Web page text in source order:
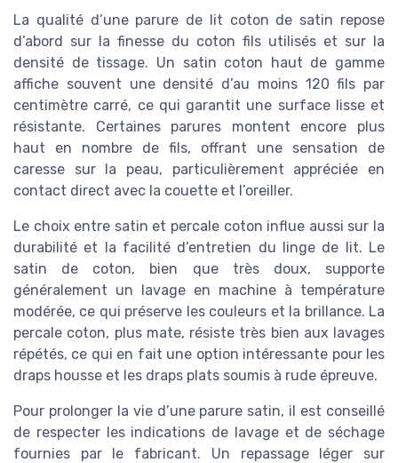
La qualité d’une parure de lit coton de satin repose
d’abord sur la finesse du coton fils utilisés et sur la
densité de tissage. Un satin coton haut de gamme
affiche souvent une densité d’au moins 120 fils par
centimètre carré, ce qui garantit une surface lisse et
résistante. Certaines parures montent encore plus
haut en nombre de fils, offrant une sensation de
caresse sur la peau, particulièrement appréciée en
contact direct avec la couette et l’oreiller.
Le choix entre satin et percale coton influe aussi sur la
durabilité et la facilité d’entretien du linge de lit. Le
satin de coton, bien que très doux, supporte
généralement un lavage en machine à température
modérée, ce qui préserve les couleurs et la brillance. La
percale coton, plus mate, résiste très bien aux lavages
répétés, ce qui en fait une option intéressante pour les
draps housse et les draps plats soumis à rude épreuve.
Pour prolonger la vie d’une parure satin, il est conseillé
de respecter les indications de lavage et de séchage
fournies par le fabricant. Un repassage léger sur